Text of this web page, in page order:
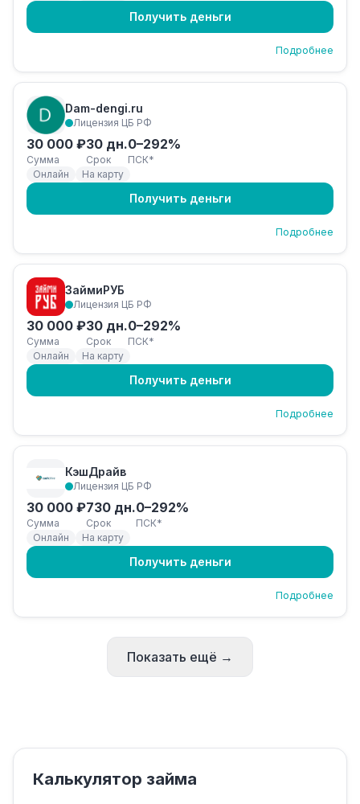
Получить деньги
Подробнее
Dam-dengi.ru
Лицензия ЦБ РФ
30 000 ₽
Сумма
30 дн.
Срок
0–292%
ПСК*
Онлайн
На карту
Получить деньги
Подробнее
ЗаймиРУБ
Лицензия ЦБ РФ
30 000 ₽
Сумма
30 дн.
Срок
0–292%
ПСК*
Онлайн
На карту
Получить деньги
Подробнее
КэшДрайв
Лицензия ЦБ РФ
30 000 ₽
Сумма
730 дн.
Срок
0–292%
ПСК*
Онлайн
На карту
Получить деньги
Подробнее
Показать ещё →
Калькулятор займа